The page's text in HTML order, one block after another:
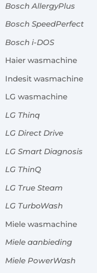
Bosch AllergyPlus
Bosch SpeedPerfect
Bosch i-DOS
Haier wasmachine
Indesit wasmachine
LG wasmachine
LG Thinq
LG Direct Drive
LG Smart Diagnosis
LG ThinQ
LG True Steam
LG TurboWash
Miele wasmachine
Miele aanbieding
Miele PowerWash